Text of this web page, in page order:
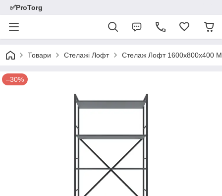
✅ProTorg
Товари Стелажі Лофт Стелаж Лофт 1600х800х400
–30%